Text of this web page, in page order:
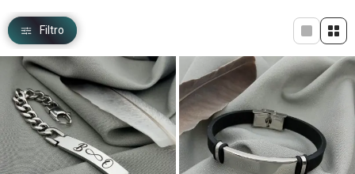
Filtro